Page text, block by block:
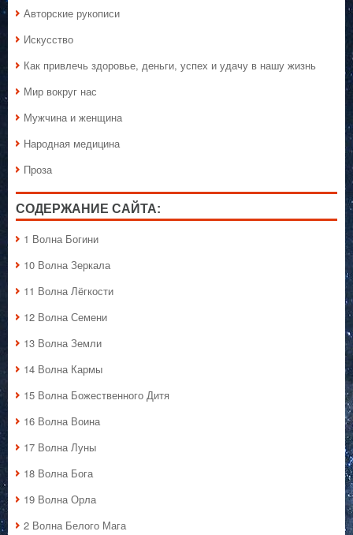
Авторские рукописи
Искусство
Как привлечь здоровье, деньги, успех и удачу в нашу жизнь
Мир вокруг нас
Мужчина и женщина
Народная медицина
Проза
СОДЕРЖАНИЕ САЙТА:
1 Волна Богини
10 Волна Зеркала
11 Волна Лёгкости
12 Волна Семени
13 Волна Земли
14 Волна Кармы
15 Волна Божественного Дитя
16 Волна Воина
17 Волна Луны
18 Волна Бога
19 Волна Орла
2 Волна Белого Мага